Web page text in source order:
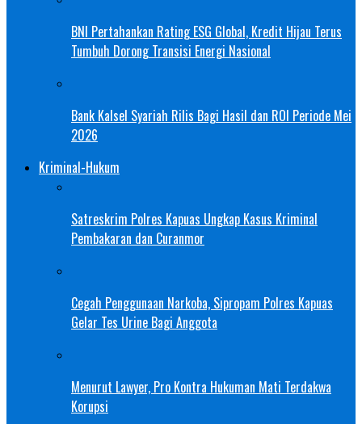
BNI Pertahankan Rating ESG Global, Kredit Hijau Terus
Tumbuh Dorong Transisi Energi Nasional
Bank Kalsel Syariah Rilis Bagi Hasil dan ROI Periode Mei
2026
Kriminal-Hukum
Satreskrim Polres Kapuas Ungkap Kasus Kriminal
Pembakaran dan Curanmor
Cegah Penggunaan Narkoba, Sipropam Polres Kapuas
Gelar Tes Urine Bagi Anggota
Menurut Lawyer, Pro Kontra Hukuman Mati Terdakwa
Korupsi